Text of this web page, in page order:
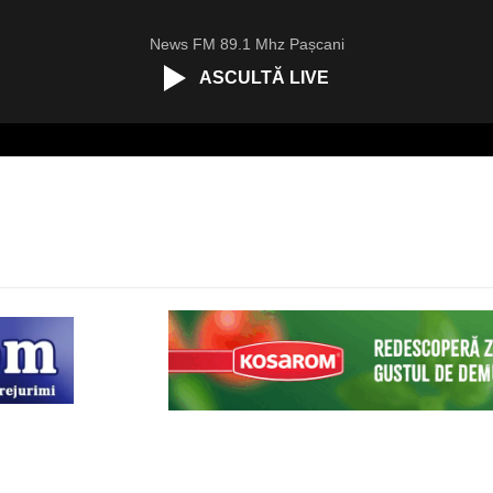
News FM 89.1 Mhz Pașcani
ASCULTĂ LIVE